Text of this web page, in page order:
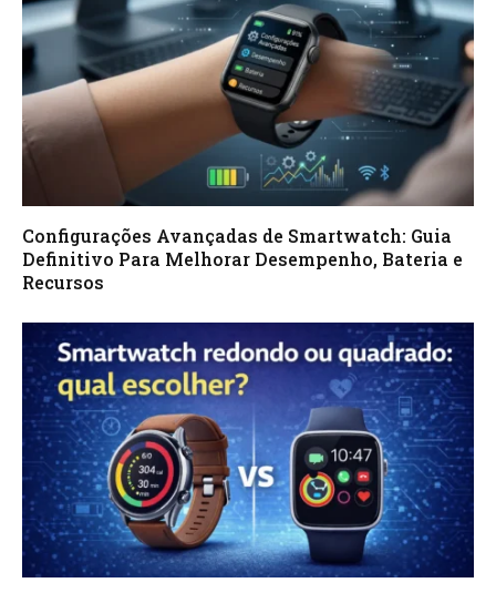
Configurações Avançadas de Smartwatch: Guia
Definitivo Para Melhorar Desempenho, Bateria e
Recursos